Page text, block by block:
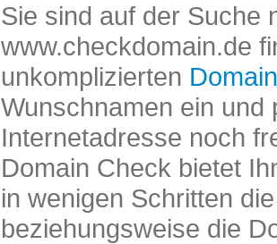
Sie sind auf der Suche
www.checkdomain.de
unkomplizierten
Wunschnamen ein und
Internetadresse noch
Domain Check bietet
in wenigen Schritten
beziehungsweise die